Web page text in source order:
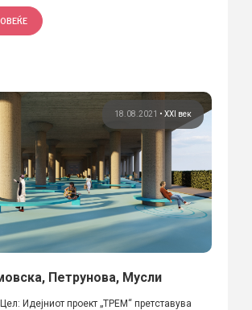
18.08.2021 • XXI век
Петрунова, Мусли
Идејниот проект „ТРЕМ“ претставува